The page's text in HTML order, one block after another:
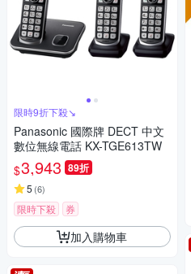
限時9折下殺↘
Panasonic 國際牌 DECT 中文
數位無線電話 KX-TGE613TW
$3,943 89折
5 (6)
限時下殺 券
加入購物車